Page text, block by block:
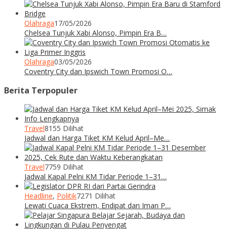
Olahraga17/05/2026
Chelsea Tunjuk Xabi Alonso, Pimpin Era B…
Olahraga03/05/2026
Coventry City dan Ipswich Town Promosi O…
Berita Terpopuler
Travel8155 Dilihat
Jadwal dan Harga Tiket KM Kelud April–Me…
Travel7759 Dilihat
Jadwal Kapal Pelni KM Tidar Periode 1–31…
Headline, Politik7271 Dilihat
Lewati Cuaca Ekstrem, Endipat dan Iman P…